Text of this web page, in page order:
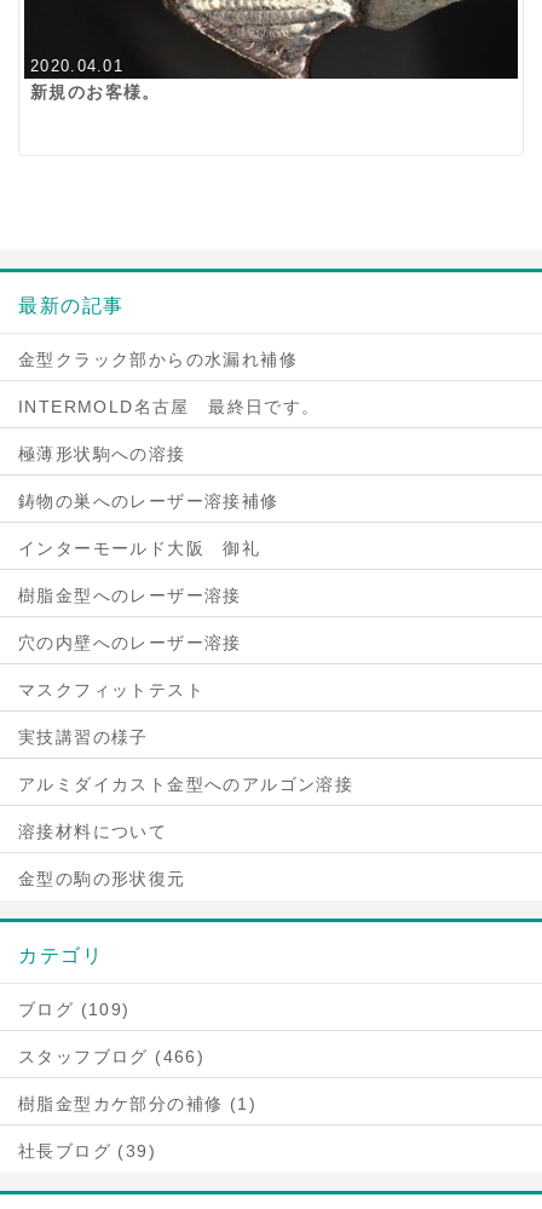
2020.04.01
新規のお客様。
最新の記事
金型クラック部からの水漏れ補修
INTERMOLD名古屋 最終日です。
極薄形状駒への溶接
鋳物の巣へのレーザー溶接補修
インターモールド大阪 御礼
樹脂金型へのレーザー溶接
穴の内壁へのレーザー溶接
マスクフィットテスト
実技講習の様子
アルミダイカスト金型へのアルゴン溶接
溶接材料について
金型の駒の形状復元
カテゴリ
ブログ (109)
スタッフブログ (466)
樹脂金型カケ部分の補修 (1)
社長ブログ (39)